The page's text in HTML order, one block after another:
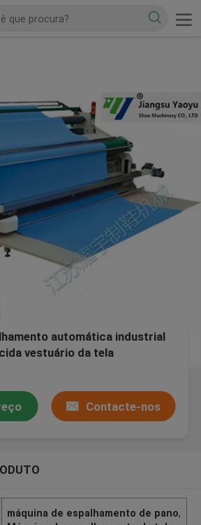
automática industrial
vestuário da tela
Contacte-nos
máquina de espalhamento de pano,